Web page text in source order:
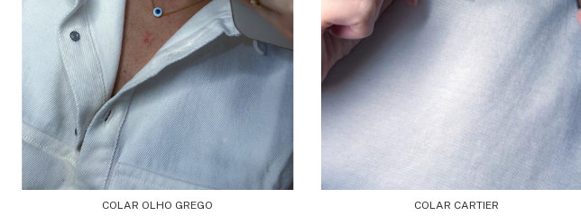
COLAR OLHO GREGO
COLAR CARTIER